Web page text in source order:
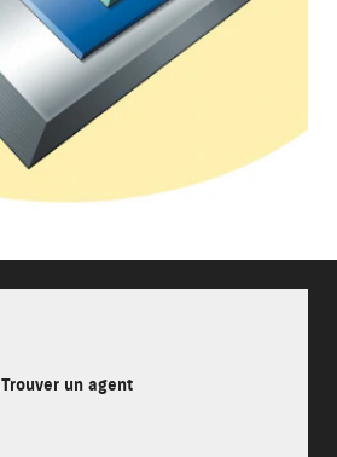
Trouver un agent